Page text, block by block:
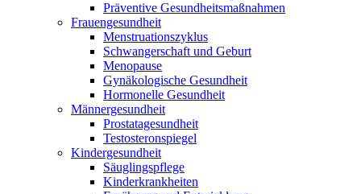
Präventive Gesundheitsmaßnahmen
Frauengesundheit
Menstruationszyklus
Schwangerschaft und Geburt
Menopause
Gynäkologische Gesundheit
Hormonelle Gesundheit
Männergesundheit
Prostatagesundheit
Testosteronspiegel
Kindergesundheit
Säuglingspflege
Kinderkrankheiten